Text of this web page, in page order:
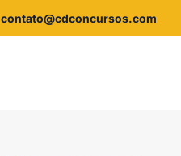
contato@cdconcursos.com